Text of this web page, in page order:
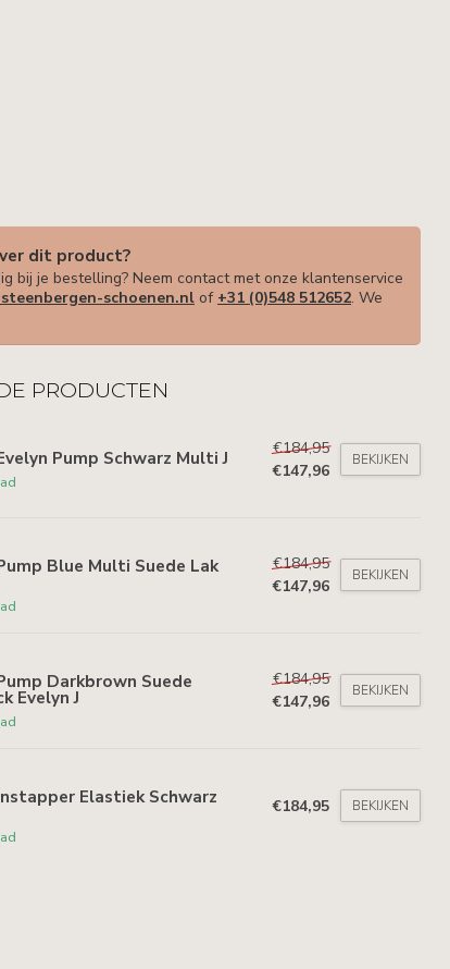
dit product?
bij je bestelling? Neem contact met onze klantenservice
schoenen.nl of +31 (0)548 512652. We
PRODUCTEN
Pump Schwarz Multi J
€184,95
€147,96
BEKIJKEN
Blue Multi Suede Lak
€184,95
€147,96
BEKIJKEN
Darkbrown Suede
Evelyn J
€184,95
€147,96
BEKIJKEN
Elastiek Schwarz €184,95 BEKIJKEN